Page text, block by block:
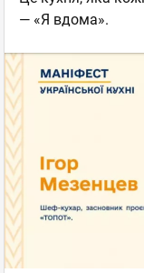
— «Я вдома».